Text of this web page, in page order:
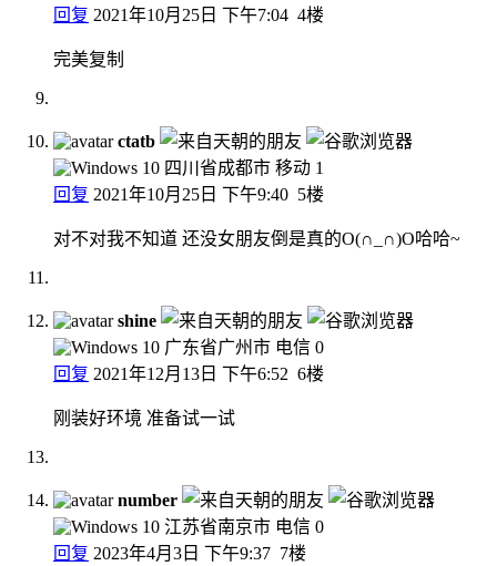
回复 2021年10月25日 下午7:04 4楼
完美复制
ctatb
四川省成都市 移动 1
回复 2021年10月25日 下午9:40 5楼
对不对我不知道 还没女朋友倒是真的O(∩_∩)O哈哈~
shine
广东省广州市 电信 0
回复 2021年12月13日 下午6:52 6楼
刚装好环境 准备试一试
number
江苏省南京市 电信 0
回复 2023年4月3日 下午9:37 7楼